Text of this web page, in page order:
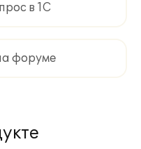
в 1С
форуме